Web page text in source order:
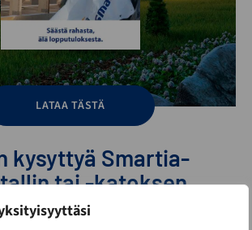
LATAA TÄSTÄ
kysyttyä Smartia-
tai -katoksen